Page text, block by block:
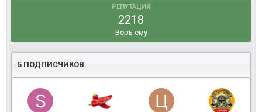
РЕПУТАЦИЯ
2218
Верь ему
5 ПОДПИСЧИКОВ